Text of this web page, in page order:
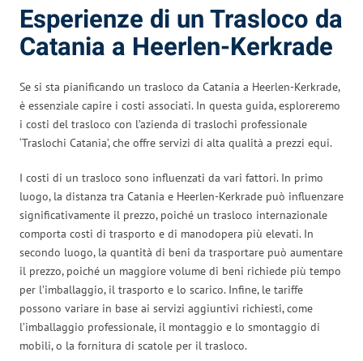
Esperienze di un Trasloco da
Catania a Heerlen-Kerkrade
Se si sta pianificando un trasloco da Catania a Heerlen-Kerkrade,
è essenziale capire i costi associati. In questa guida, esploreremo
i costi del trasloco con l’azienda di traslochi professionale
‘Traslochi Catania’, che offre servizi di alta qualità a prezzi equi.
I costi di un trasloco sono influenzati da vari fattori. In primo
luogo, la distanza tra Catania e Heerlen-Kerkrade può influenzare
significativamente il prezzo, poiché un trasloco internazionale
comporta costi di trasporto e di manodopera più elevati. In
secondo luogo, la quantità di beni da trasportare può aumentare
il prezzo, poiché un maggiore volume di beni richiede più tempo
per l’imballaggio, il trasporto e lo scarico. Infine, le tariffe
possono variare in base ai servizi aggiuntivi richiesti, come
l’imballaggio professionale, il montaggio e lo smontaggio di
mobili, o la fornitura di scatole per il trasloco.